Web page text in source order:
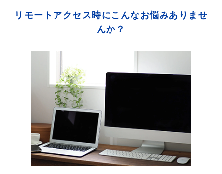
リモートアクセス時にこんなお悩みありませ
んか？